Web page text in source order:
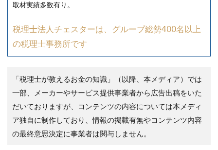
取材実績多数有り。
税理士法人チェスターは、グループ総勢400名以上
の税理士事務所です
「税理士が教えるお金の知識」（以降、本メディア）では
一部、メーカーやサービス提供事業者から広告出稿をいた
だいておりますが、コンテンツの内容については本メディ
ア独自に制作しており、情報の掲載有無やコンテンツ内容
の最終意思決定に事業者は関与しません。